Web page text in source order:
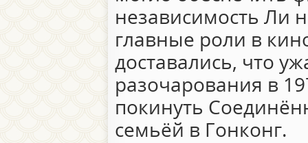
независимость Ли
главные роли в
доставались, что
разочарования в
покинуть
семьёй в Гонконг.